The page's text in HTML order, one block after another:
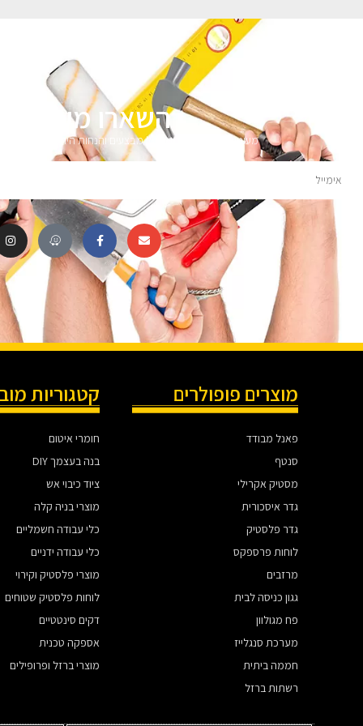
השארו
מעוניינים לקבל עדכונים על מבצעים והנחות הירשמו
מוצרים פופולרים
פאנל מבודד
סנטף
מסטיק אקרילי
גדר איסכורית
גדר פלסטיק
לוחות פרספקס
מרזבים
גגון כניסה לבית
פח מגולוון
מערכת סנגלייז
חממה ביתית
רשתות ברזל
קטגוריות
חומרי איטום
בנה בעצמך DIY
ציוד כיבוי אש
מוצרי בניה קלה
כלי עבודה חשמליים
כלי עבודה ידניים
מוצרי פלסטיק וקירוי
לוחות פלסטיק שטוחים
דקים סינטטיים
אספקה טכנית
מוצרי ברזל ופרופילים